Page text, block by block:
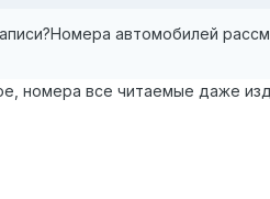
автомобилей
номера все читаемые даже